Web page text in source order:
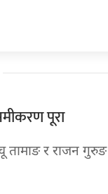
पूरा
तामाङ र राजन गुरुङ